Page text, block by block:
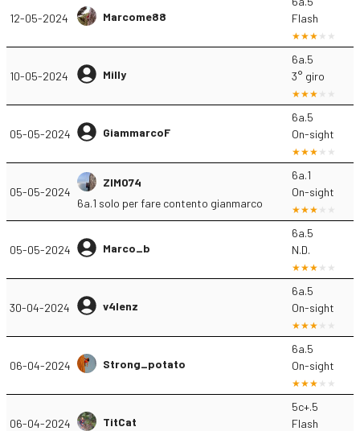
12-05-2024 Marcome88
Flash
10-05-2024 Milly
6a.5
3° giro
05-05-2024 GiammarcoF
6a.5
On-sight
05-05-2024
ZIMO74
6a.1 solo per fare contento gianmarco
6a.1
On-sight
05-05-2024 Marco_b
6a.5
N.D.
30-04-2024 v4lenz
6a.5
On-sight
06-04-2024 Strong_potato
6a.5
On-sight
06-04-2024 TitCat
5c+.5
Flash